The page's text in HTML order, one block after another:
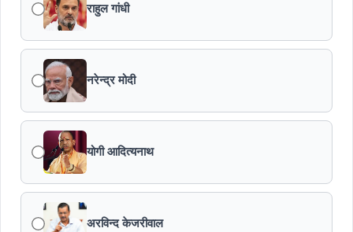
जन-कल्याणकारी तथा हितग्राही मूलक योजनाओं को अधिक प्रभावी
बनाने के लिए अनुशंसाएं देने उच्च स्तरीय समिति गठित
मध्यप्रदेश में सृजन संवाद अभियान का शुभारंभ
मध्यप्रदेश पुलिस की अवैध मादक पदार्थों के विरूद्ध प्रभावी कार्यवाही
एफएसएल भर्ती-2026 का अंतिम परिणाम घोषित
विकसित मध्यप्रदेश-2047’ की वित्तीय रूपरेखा तैयार
राहुल गांधी
नरेन्द्र मोदी
योगी आदित्यनाथ
अरविन्द केजरीवाल